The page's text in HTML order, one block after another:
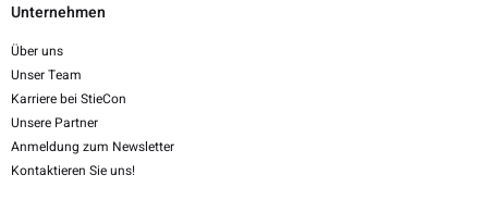
Unternehmen
Über uns
Unser Team
Karriere bei StieCon
Unsere Partner
Anmeldung zum Newsletter
Kontaktieren Sie uns!